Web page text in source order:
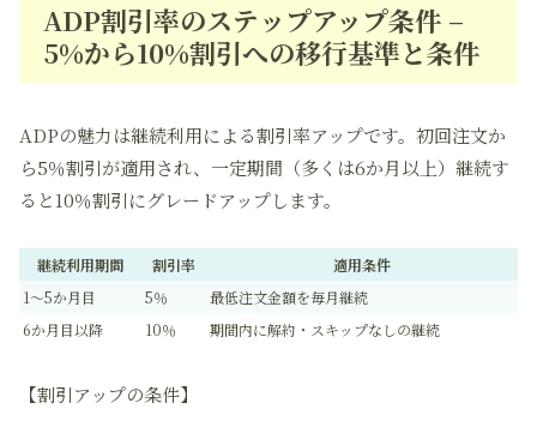
ADP割引率のステップアップ条件 –
5%から10%割引への移行基準と条件
ADPの魅力は継続利用による割引率アップです。初回注文か
ら5％割引が適用され、一定期間（多くは6か月以上）継続す
ると10％割引にグレードアップします。
継続利用期間 割引率
適用条件
1～5か月目
5％
最低注文金額を毎月継続
6か月目以降
10％ 期間内に解約・スキップなしの継続
【割引アップの条件】